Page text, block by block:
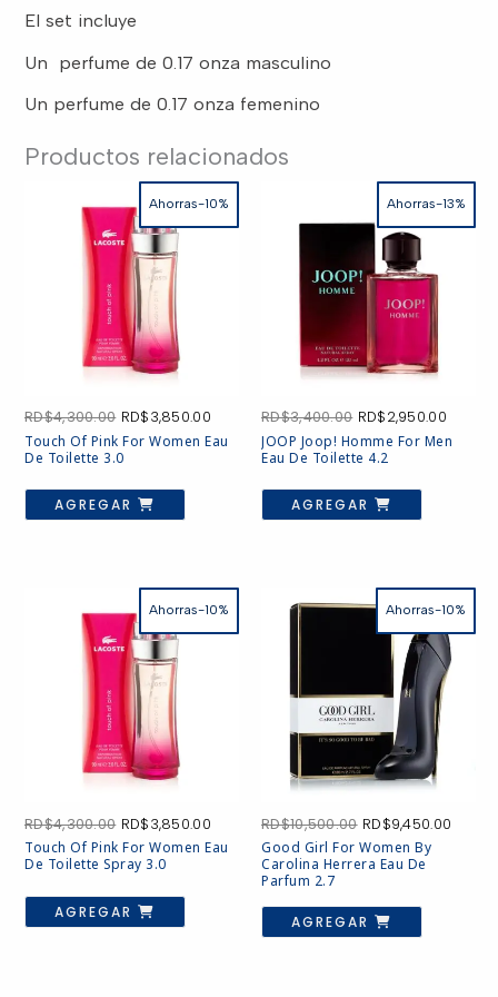
para
y
hombre
cantidad
El set incluye
Un perfume de 0.17 onza masculino
Un perfume de 0.17 onza femenino
Productos relacionados
Ahorras-10%
RD$4,300.00 El
precio
original
era:
RD$4,300.00.
RD$3,850.00El
precio
actual
RD$3,850.00.
Touch Of Pink For Women Eau
De Toilette 3.0
AGREGAR
Ahorras-13%
RD$3,400.00 El
precio
original
era:
RD$3,400.00.
RD$2,950.00El
precio
actual
JOOP Joop! Homme For Men
Eau De Toilette 4.2
AGREGAR
Ahorras-10%
RD$4,300.00 El
precio
original
era:
RD$4,300.00.
RD$3,850.00El
precio
actual
Touch Of Pink For Women Eau
De Toilette Spray 3.0
AGREGAR
Ahorras-10%
RD$10,500.00 El
precio
original
RD$9,450.00
Good Girl For Women By
Carolina Herrera Eau De
Parfum 2.7
AGREGAR